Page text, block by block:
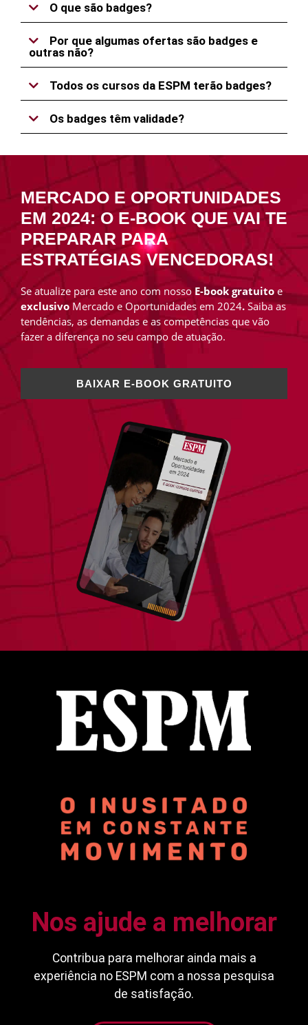
O que são badges?
Por que algumas ofertas são badges e
outras não?
Todos os cursos da ESPM terão badges?
Os badges têm validade?
MERCADO E OPORTUNIDADES
EM 2024: O E-BOOK QUE VAI TE
PREPARAR PARA
ESTRATÉGIAS VENCEDORAS!
Se atualize para este ano com nossoE-book gratuitoe
exclusivo Mercado e Oportunidades em 2024. Saiba as
tendências, as demandas e as competências que vão
fazer a diferença no seu campo de atuação.
BAIXAR E-BOOK GRATUITO
Nos ajude a melhorar
Contribua para melhorar ainda mais a
experiência no ESPM com a nossa pesquisa
de satisfação.